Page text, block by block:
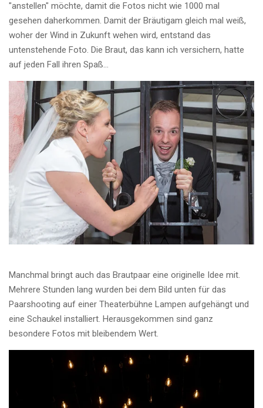
"anstellen" möchte, damit die Fotos nicht wie 1000 mal
gesehen daherkommen. Damit der Bräutigam gleich mal weiß,
woher der Wind in Zukunft wehen wird, entstand das
untenstehende Foto. Die Braut, das kann ich versichern, hatte
auf jeden Fall ihren Spaß...
Manchmal bringt auch das Brautpaar eine originelle Idee mit.
Mehrere Stunden lang wurden bei dem Bild unten für das
Paarshooting auf einer Theaterbühne Lampen aufgehängt und
eine Schaukel installiert. Herausgekommen sind ganz
besondere Fotos mit bleibendem Wert.